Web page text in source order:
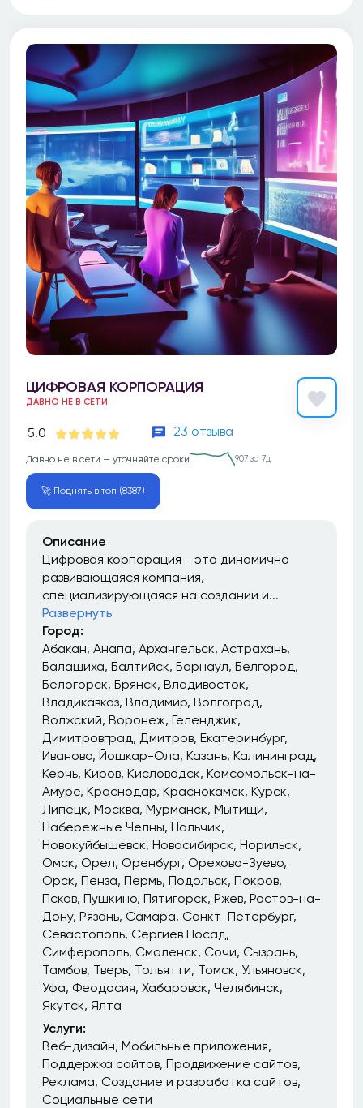
ЦИФРОВАЯ КОРПОРАЦИЯ
ДАВНО НЕ В СЕТИ
5.0 23 отзыва
Давно не в сети — уточняйте сроки 907 за 7д
🚀 Поднять в топ (8387)
Описание
Цифровая корпорация - это динамично
развивающаяся компания,
специализирующаяся на создании и...
Развернуть
Город:
Абакан Анапа Архангельск Астрахань
Балашиха Балтийск Барнаул Белгород
Белогорск Брянск Владивосток
Владикавказ Владимир Волгоград
Волжский Воронеж Геленджик
Димитровград Дмитров Екатеринбург
Иваново Йошкар-Ола Казань Калининград
Керчь Киров Кисловодск Комсомольск-на-
Амуре Краснодар Краснокамск Курск
Липецк Москва Мурманск Мытищи
Набережные Челны Нальчик
Новокуйбышевск Новосибирск Норильск
Омск Орел Оренбург Орехово-Зуево
Орск Пенза Пермь Подольск Покров
Псков Пушкино Пятигорск Ржев Ростов-на-
Дону Рязань Самара Санкт-Петербург
Севастополь Сергиев Посад
Симферополь Смоленск Сочи Сызрань
Тамбов Тверь Тольятти Томск Ульяновск
Уфа Феодосия Хабаровск Челябинск
Якутск Ялта
Услуги:
Веб-дизайн Мобильные приложения
Поддержка сайтов Продвижение сайтов
Реклама Создание и разработка сайтов
Социальные сети